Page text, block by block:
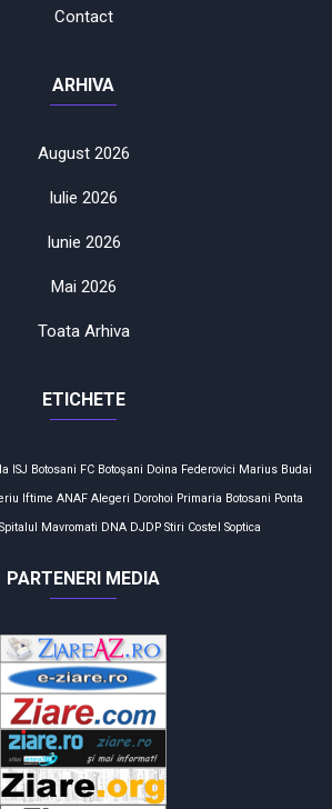
Contact
ARHIVA
August 2026
Iulie 2026
Iunie 2026
Mai 2026
Toata Arhiva
ETICHETE
ISJ Botosani FC Botoşani Doina Federovici Marius Budai
Iftime ANAF Alegeri Dorohoi Primaria Botosani Ponta
Spitalul Mavromati DNA DJDP Stiri Costel Soptica
PARTENERI MEDIA